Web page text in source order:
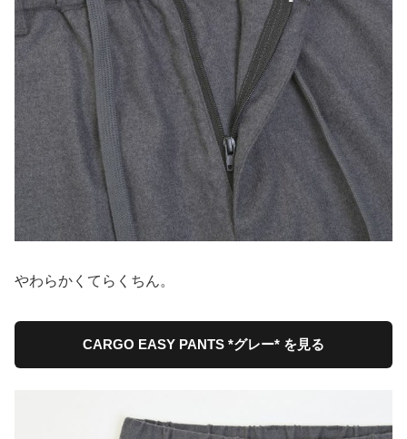
やわらかくてらくちん。
CARGO EASY PANTS *グレー* を見る